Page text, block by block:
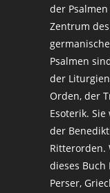
der
Zentrum
Psalmen
der
Orden, der
Esoterik.
der
Ritterorden.
dieses Buch
Perser,